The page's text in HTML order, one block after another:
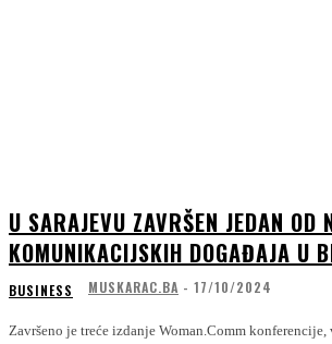
U SARAJEVU ZAVRŠEN JEDAN OD
KOMUNIKACIJSKIH DOGAĐAJA U
BUSINESS MUSKARAC.BA - 17/10/2024
Završeno je treće izdanje Woman.Comm konferencije,